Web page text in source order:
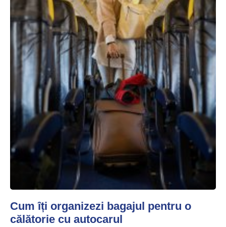
Cum îți organizezi bagajul pentru o
călătorie cu autocarul